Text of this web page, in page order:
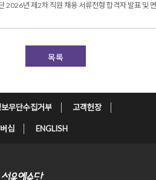
2026년 제2차 직원 채용 서류전형 합격자 발표 및
목록
무단수집거부 고객헌장
십 ENGLISH